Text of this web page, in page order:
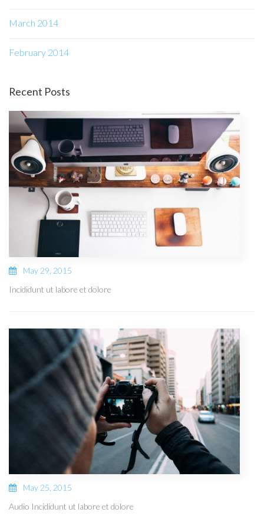
March 2014
February 2014
Recent Posts
May 29, 2015
Incididunt ut labore et dolore
May 25, 2015
Audio Incididunt ut labore et dolore